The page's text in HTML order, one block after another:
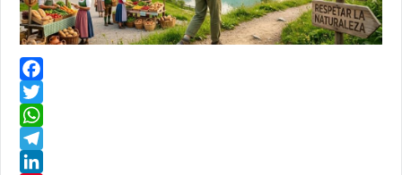
Facebook
Twitter
WhatsApp
Telegram